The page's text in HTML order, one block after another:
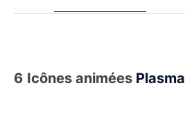
6 Icônes animées Plasma